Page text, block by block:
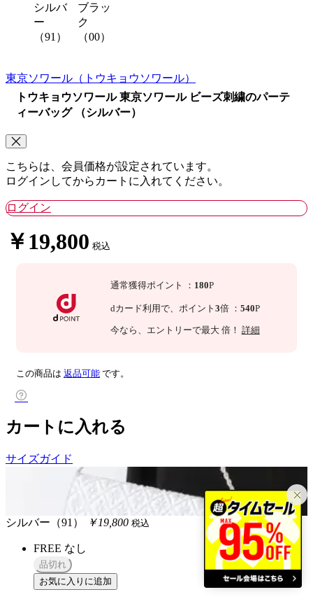
シルバ
ー
（91）
ブラッ
ク
（00）
東京ソワール （トウキョウソワール）
トウキョウソワール 東京ソワール ビーズ刺繍のパーテ
ィーバッグ （シルバー）
こちらは、会員価格が設定されています。
ログインしてからカートに入れてください。
ログイン
￥19,800 税込
通常獲得ポイント ： 180P
dカード利用で、 ポイント 3倍 ： 540P
今なら 、エントリーで最大 倍！ 詳細
この商品は 返品可能 です。
カートに入れる
サイズガイド
シルバー（91） ￥19,800 税込
FREE なし
品切れ
お気に入りに追加